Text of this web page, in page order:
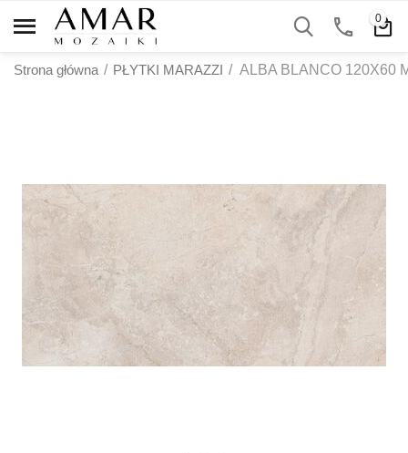
0
Strona główna / PŁYTKI MARAZZI / ALBA BLANCO 120X60